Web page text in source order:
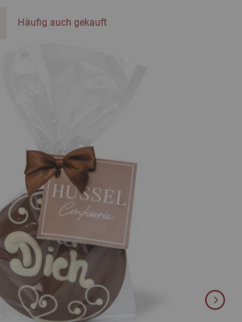
Häufig auch gekauft